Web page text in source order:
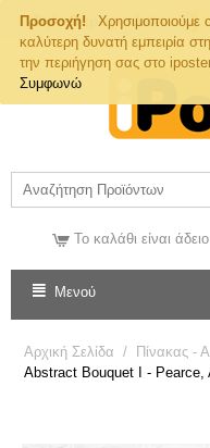
Προσοχή!
Χρησιμοποιούμε
καλύτερη δυνατή εμπειρία
την περιήγηση σας στο
Συμφωνώ
Τηλ. Παραγγελιών
Το καλάθι είναι άδειο
Μενού
Αρχική Σελίδα / Πίνακας -
Abstract Bouquet I - Pearce,